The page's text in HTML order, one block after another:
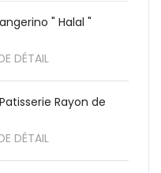
" Halal "
DÉTAIL
Rayon de
DÉTAIL